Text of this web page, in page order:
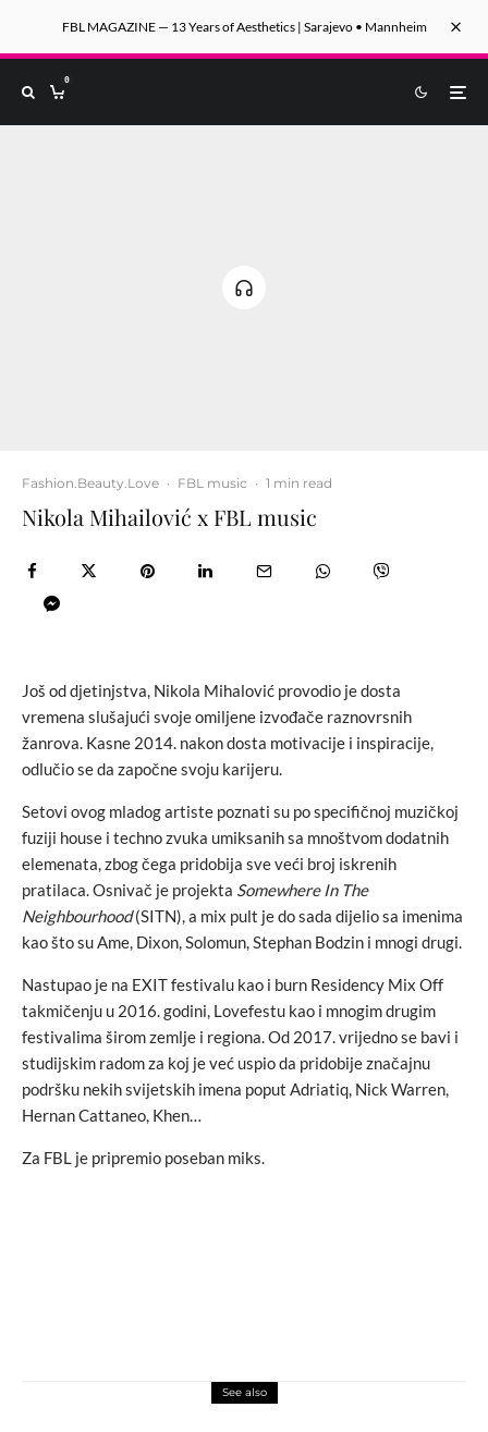
FBL MAGAZINE — 13 Years of Aesthetics | Sarajevo • Mannheim
0
Fashion.Beauty.Love · FBL music · 1 min read
Nikola Mihailović x FBL music
Još od djetinjstva, Nikola Mihalović provodio je dosta
vremena slušajući svoje omiljene izvođače raznovrsnih
žanrova. Kasne 2014. nakon dosta motivacije i inspiracije,
odlučio se da započne svoju karijeru.
Setovi ovog mladog artiste poznati su po specifičnoj muzičkoj
fuziji house i techno zvuka umiksanih sa mnoštvom dodatnih
elemenata, zbog čega pridobija sve veći broj iskrenih
pratilaca. Osnivač je projekta Somewhere In The
Neighbourhood(SITN), a mix pult je do sada dijelio sa imenima
kao što su Ame, Dixon, Solomun, Stephan Bodzin i mnogi drugi.
Nastupao je na EXIT festivalu kao i burn Residency Mix Off
takmičenju u 2016. godini, Lovefestu kao i mnogim drugim
festivalima širom zemlje i regiona. Od 2017. vrijedno se bavi i
studijskim radom za koj je već uspio da pridobije značajnu
podršku nekih svijetskih imena poput Adriatiq, Nick Warren,
Hernan Cattaneo, Khen…
Za FBL je pripremio poseban miks.
See also